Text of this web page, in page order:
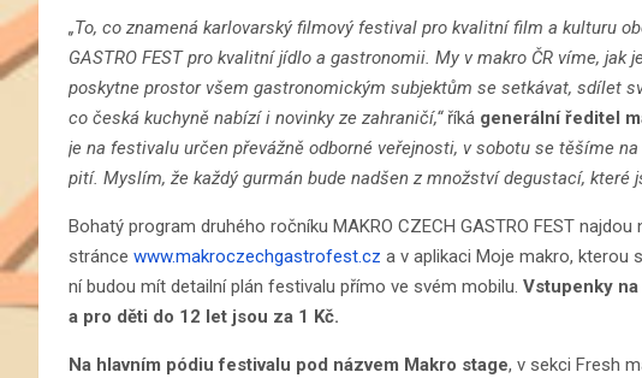
„To, co znamená karlovarský filmový festival pro kvalitní film a kulturu
GASTRO FEST pro kvalitní jídlo a gastronomii. My v makro ČR víme,
poskytne prostor všem gastronomickým subjektům se setkávat, sdílet
co česká kuchyně nabízí i novinky ze zahraničí,“ říká generální ředitel
je na festivalu určen převážně odborné veřejnosti, v sobotu se těšíme
pití. Myslím, že každý gurmán bude nadšen z množství degustací, které
Bohatý program druhého ročníku MAKRO CZECH GASTRO FEST
stránce www.makroczechgastrofest.cz a v aplikaci Moje makro, kterou
ní budou mít detailní plán festivalu přímo ve svém mobilu. Vstupenky
a pro děti do 12 let jsou za 1 Kč.
Na hlavním pódiu festivalu pod názvem Makro stage, v sekci Fresh